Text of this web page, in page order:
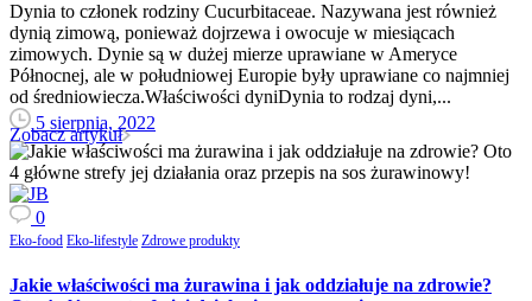
Dynia to członek rodziny Cucurbitaceae. Nazywana jest również
dynią zimową, ponieważ dojrzewa i owocuje w miesiącach
zimowych. Dynie są w dużej mierze uprawiane w Ameryce
Północnej, ale w południowej Europie były uprawiane co najmniej
od średniowiecza.Właściwości dyniDynia to rodzaj dyni,...
5 sierpnia, 2022
Zobacz artykuł
0
Eko-food Eko-lifestyle Zdrowe produkty
Jakie właściwości ma żurawina i jak oddziałuje na zdrowie?